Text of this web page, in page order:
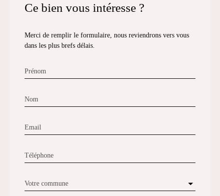
Ce bien vous intéresse ?
Merci de remplir le formulaire, nous reviendrons vers vous
dans les plus brefs délais.
Prénom
Nom
Email
Téléphone
Votre commune